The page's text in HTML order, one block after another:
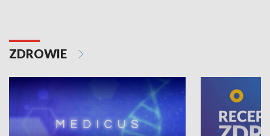
ZDROWIE